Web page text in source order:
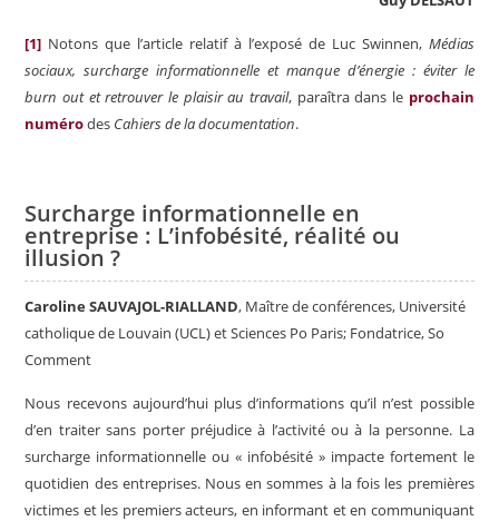
[1] Notons que l’article relatif à l’exposé de Luc Swinnen, Médias
sociaux, surcharge informationnelle et manque d’énergie : éviter le
burn out et retrouver le plaisir au travail, paraîtra dans le prochain
numérodes Cahiersde la documentation.
Surcharge informationnelle en
entreprise : L’infobésité, réalité ou
illusion ?
Caroline SAUVAJOL-RIALLAND, Maître de conférences, Université
catholique de Louvain (UCL) et Sciences Po Paris; Fondatrice, So
Comment
Nous recevons aujourd’hui plus d’informations qu’il n’est possible
d’en traiter sans porter préjudice à l’activité ou à la personne. La
surcharge informationnelle ou « infobésité » impacte fortement le
quotidien des entreprises. Nous en sommes à la fois les premières
victimes et les premiers acteurs, en informant et en communiquant